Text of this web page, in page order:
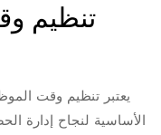
تنظيم
يعتبر تنظيم وقت
الأساسية لنجاح إدارة